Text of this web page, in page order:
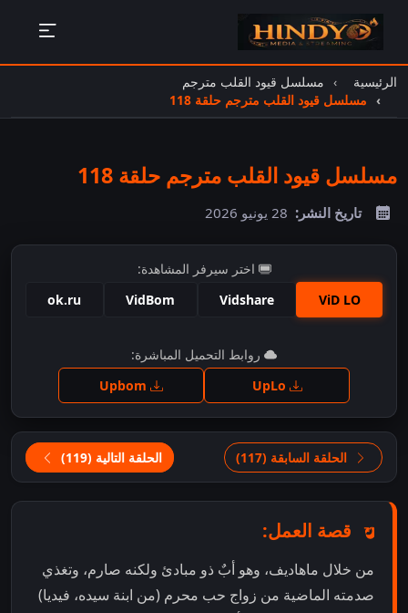
الرئيسية
مسلسل قيود القلب مترجم
مسلسل قيود القلب مترجم حلقة 118
مسلسل قيود القلب مترجم حلقة 118
تاريخ النشر: 28 يونيو 2026
اختر سيرفر المشاهدة:
ViD LO
Vidshare
VidBom
ok.ru
اضغط للمشاهدة
روابط التحميل المباشرة:
الحلقة السابقة (117) الحلقة التالية (119)
قصة العمل:
من خلال ماهاديف، وهو أبٌ ذو مبادئ ولكنه صارم، وتغذي
صدمته الماضية من زواج حب محرم (من ابنة سيده، فيديا)